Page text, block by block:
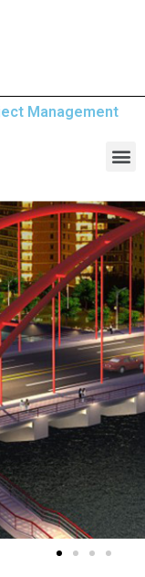
Management
Slide 1
dolor sit amet
dolor
Click Here